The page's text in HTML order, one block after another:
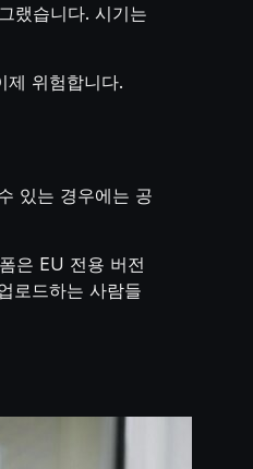
랬습니다. 시기는
제 위험합니다.
있는 경우에는 공
은 EU 전용 버전
로드하는 사람들